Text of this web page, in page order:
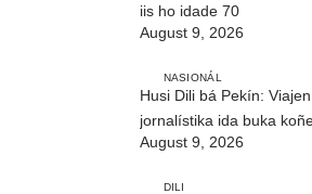
iis ho idade 70
August 9, 2026
NASIONÁL
Husi Dili bá Pekín: Viajen
jornalístika ida buka
foun (Parte I)
August 9, 2026
DILI